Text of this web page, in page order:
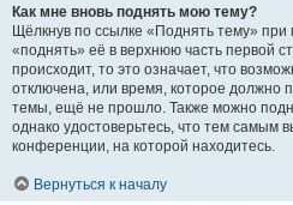
Как мне вновь поднять мою тему?
Щёлкнув по ссылке «Поднять тему»
«поднять» её в верхнюю часть первой
происходит, то это означает, что
отключена, или время, которое должно
темы, ещё не прошло. Также можно
однако удостоверьтесь, что тем самым
конференции, на которой находитесь.
Вернуться к началу